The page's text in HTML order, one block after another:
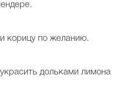
корицу по желанию.
дольками лимона